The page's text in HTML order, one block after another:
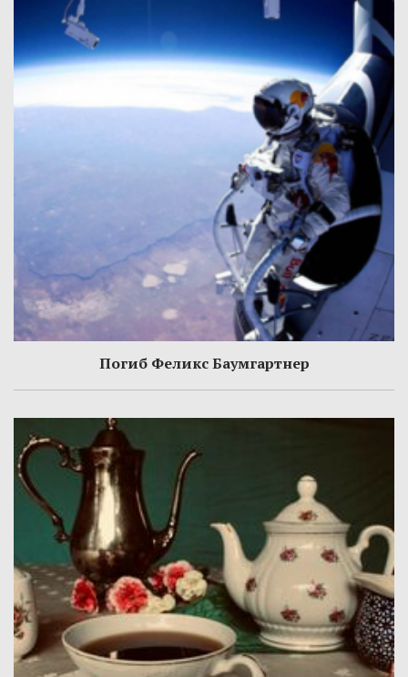
Погиб Феликс Баумгартнер